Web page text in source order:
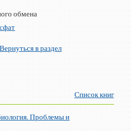
обмена
Вернуться в раздел
Список книг
Проблемы и